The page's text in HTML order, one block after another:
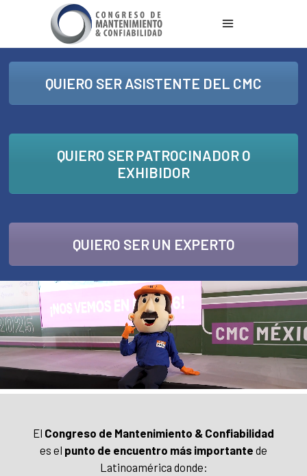
QUIERO SER ASISTENTE DEL CMC
QUIERO SER PATROCINADOR O
EXHIBIDOR
QUIERO SER UN EXPERTO
El Congreso de Mantenimiento & Confiabilidad
es el punto de encuentro más importante de
Latinoamérica donde: